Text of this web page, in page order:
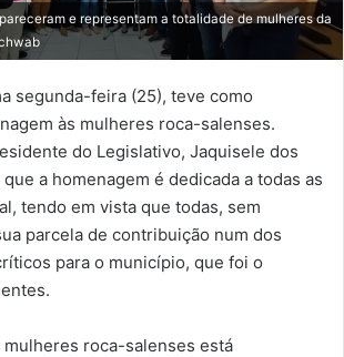
e representam a totalidade de mulheres da
segunda-feira (25), teve como
às mulheres roca-salenses.
do Legislativo, Jaquisele dos
a homenagem é dedicada a todas as
tendo em vista que todas, sem
parcela de contribuição num dos
para o município, que foi o
mulheres roca-salenses está